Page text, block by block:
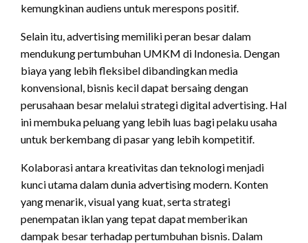
kemungkinan audiens untuk merespons positif.
Selain itu, advertising memiliki peran besar dalam
mendukung pertumbuhan UMKM di Indonesia. Dengan
biaya yang lebih fleksibel dibandingkan media
konvensional, bisnis kecil dapat bersaing dengan
perusahaan besar melalui strategi digital advertising. Hal
ini membuka peluang yang lebih luas bagi pelaku usaha
untuk berkembang di pasar yang lebih kompetitif.
Kolaborasi antara kreativitas dan teknologi menjadi
kunci utama dalam dunia advertising modern. Konten
yang menarik, visual yang kuat, serta strategi
penempatan iklan yang tepat dapat memberikan
dampak besar terhadap pertumbuhan bisnis. Dalam